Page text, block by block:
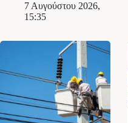
7 Αυγούστου 2026,
15:35